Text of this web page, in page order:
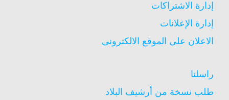
إدارة الاشتراكات
إدارة الإعلانات
الاعلان على الموقع الالكترونى
راسلنا
طلب نسخة من أرشيف البلاد